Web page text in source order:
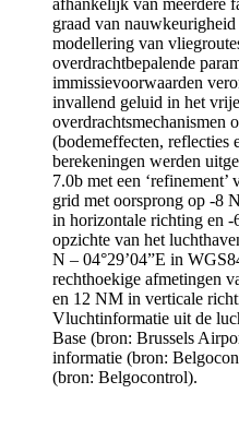
afhankelijk van meerdere
graad van
modellering van
overdrachtbepalende
immissievoorwaarden
invallend geluid in het
overdrachtsmechanismen
(bodemeffecten, reflecties
berekeningen werden
7.0b met een
grid met oorsprong op -8
in horizontale richting en
opzichte van het
N – 04°29’04”E in
rechthoekige afmetingen
en 12 NM in verticale
Vluchtinformatie uit de
Base (bron: Brussels
informatie (bron:
(bron: Belgocontrol).